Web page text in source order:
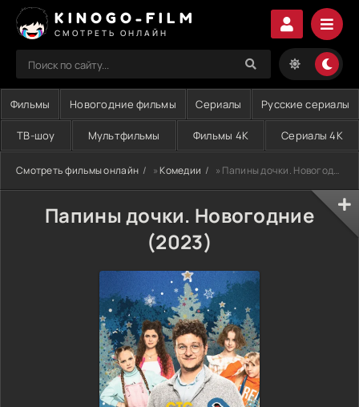
KINOGO-FILM
СМОТРЕТЬ ОНЛАЙН
Фильмы Новогодние фильмы Сериалы Русские сериалы
ТВ-шоу Мультфильмы Фильмы 4K Сериалы 4K
Смотреть фильмы онлайн »Комедии » Папины дочки. Новогодние (2023)
Папины дочки. Новогодние
(2023)